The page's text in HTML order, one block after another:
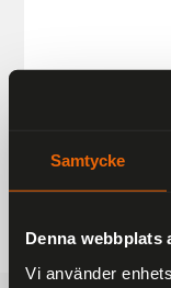
Samtycke
Denna webbplats
Vi använder
187 kr
249 kr